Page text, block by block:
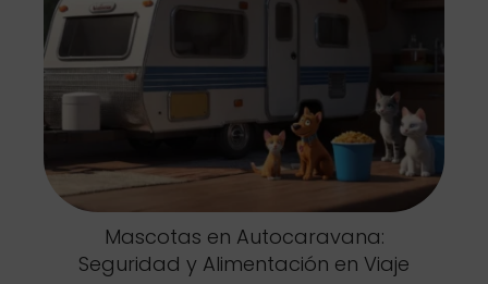
Mascotas en Autocaravana:
Seguridad y Alimentación en Viaje